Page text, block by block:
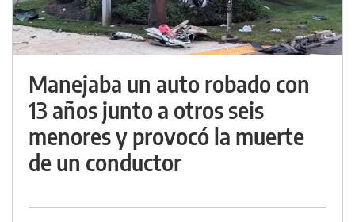
Manejaba un auto robado con
13 años junto a otros seis
menores y provocó la muerte
de un conductor